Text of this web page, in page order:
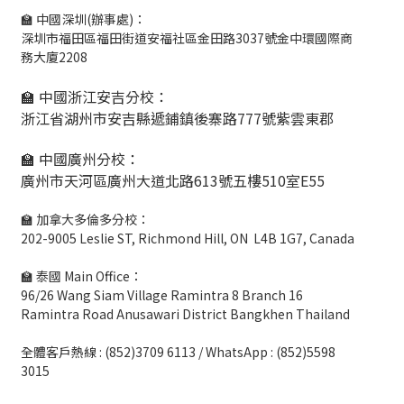
🏫 中國深圳(辦事處)：
深圳市福田區福田街道安福社區金田路3037號金中環國際商
務大廈2208
🏫 中國浙江安吉分校：
浙江省湖州市安吉縣遞鋪鎮後寨路777號紫雲東郡
🏫 中國廣州分校：
廣州市天河區廣州大道北路613號五樓510室E55
🏫 加拿大多倫多分校：
202-9005 Leslie ST, Richmond Hill, ON L4B 1G7, Canada
🏫 泰國 Main Office：
96/26 Wang Siam Village Ramintra 8 Branch 16
Ramintra Road Anusawari District Bangkhen Thailand
全體客戶熱線 : (852)3709 6113 / WhatsApp : (852)5598
3015